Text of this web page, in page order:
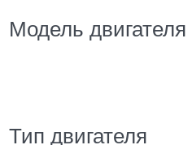
Модель двигателя
Тип двигателя